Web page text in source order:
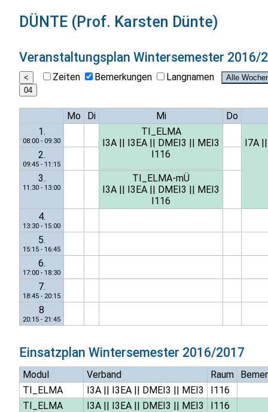
DÜNTE (Prof. Karsten Dünte)
Veranstaltungsplan Wintersemester 2016/
Zeiten Bemerkungen Langnamen
Mo Di Mi
Do
1.
08:00 - 09:30
TI_ELMA
I3A
I3EA DMEI3
MEI3
I116
I7A
2.
09:45 - 11:15
3.
11:30 - 13:00
TI_ELMA-mÜ
I3A
I3EA DMEI3
MEI3
I116
4.
13:30 - 15:00
5.
15:15 - 16:45
6.
17:00 - 18:30
7.
18:45 - 20:15
8
20:15 - 21:45
Einsatzplan Wintersemester 2016/2017
Modul Verband Raum
TI_ELMA
I3A|| I3EA|| DMEI3 || MEI3
I116
TI_ELMA
I3A|| I3EA|| DMEI3 || MEI3
I116